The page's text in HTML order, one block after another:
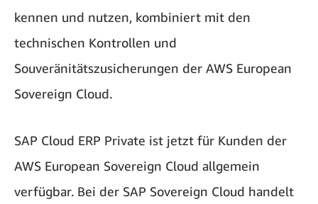
kennen und nutzen, kombiniert mit den
technischen Kontrollen und
Souveränitätszusicherungen der AWS European
Sovereign Cloud.
SAP Cloud ERP Private ist jetzt für Kunden der
AWS European Sovereign Cloud allgemein
verfügbar. Bei der SAP Sovereign Cloud handelt